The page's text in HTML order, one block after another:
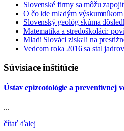
Slovenské firmy sa môžu
O čo ide mladým výskumníkom
Slovenský geológ skúma
Matematika a stredoškoláci:
Mladí Slováci získali na
Vedcom roka 2016 sa stal
Súvisiace inštitúcie
Ústav epizootológie a preventívnej
...
čítať ďalej